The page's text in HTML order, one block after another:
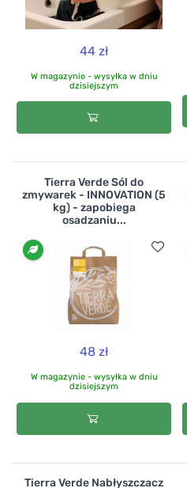
44 zł
W magazynie - wysyłka w dniu
dzisiejszym
Tierra Verde Sól do
zmywarek - INNOVATION (5
kg) - zapobiega
osadzaniu...
48 zł
W magazynie - wysyłka w dniu
dzisiejszym
Tierra Verde Nabłyszczacz